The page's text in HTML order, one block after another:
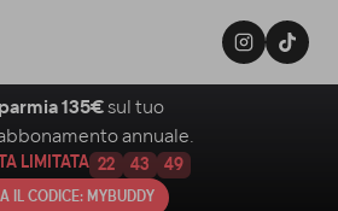
135€ sul tuo
annuale.
LIMITATA 22 43 48
IL CODICE: MYBUDDY